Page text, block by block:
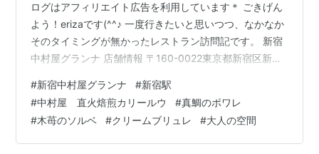
ログはアフィリエイト広告を利用しています＊ ごきげん
よう！erizaです(^^♪ 一度行きたいと思いつつ、なかなか
そのタイミングが無かったレストラン訪問記です。 新宿
中村屋グランナ 店舗情報 〒160-0022東京都新宿区新宿
方]新宿駅東口から徒歩2分[東京メトロ丸ノ内線をご利用
の方]新宿駅A6出入口直結 営業時間：【月～土】11：30
～22：00（L.O 21：00）【日・祝】11：30～21：
00（L.O 20：00） 下記公式HPより抜粋 あの有名な中村
#新宿中村屋グランナ #新宿駅
#中村屋 直火焙煎カリールウ #真鯛のポワレ
#木苺のソルベ #クリームブリュレ #大人の空間